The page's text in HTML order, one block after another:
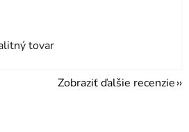
tovar
Zobraziť ďalšie recenzie